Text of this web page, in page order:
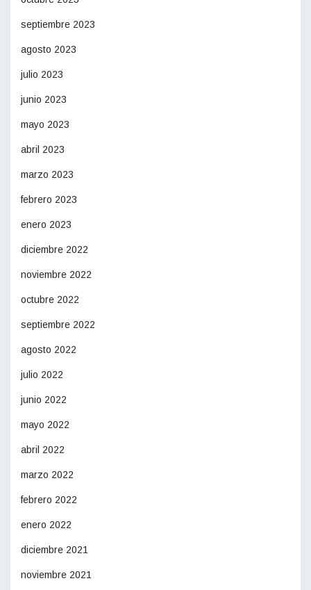
septiembre 2023
agosto 2023
julio 2023
junio 2023
mayo 2023
abril 2023
marzo 2023
febrero 2023
enero 2023
diciembre 2022
noviembre 2022
octubre 2022
septiembre 2022
agosto 2022
julio 2022
junio 2022
mayo 2022
abril 2022
marzo 2022
febrero 2022
enero 2022
diciembre 2021
noviembre 2021